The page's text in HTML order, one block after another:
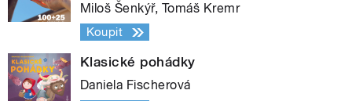
Miloš Šenkýř, Tomáš Kremr
Koupit
Klasické pohádky
Daniela Fischerová